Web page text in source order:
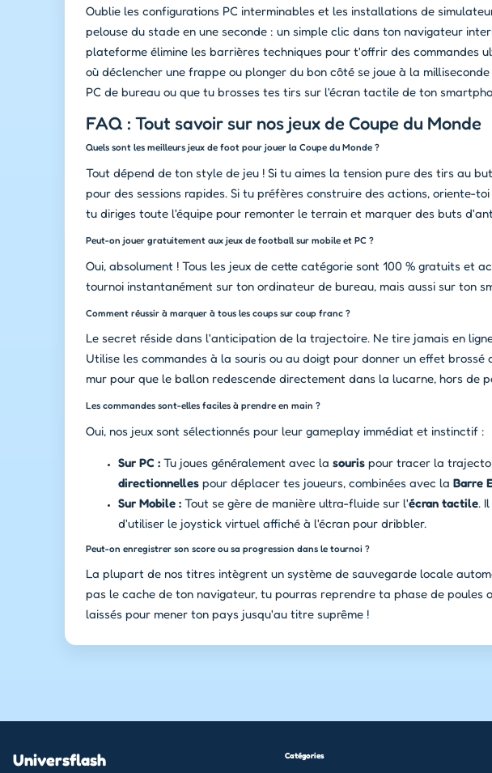
Oublie les configurations PC interminables et les installations de
pelouse du stade en une seconde : un simple clic dans ton navigateur
plateforme élimine les barrières techniques pour t'offrir des commandes
où déclencher une frappe ou plonger du bon côté se joue à la
PC de bureau ou que tu brosses tes tirs sur l'écran tactile de ton
FAQ : Tout savoir sur nos jeux de Coupe du Monde
Quels sont les meilleurs jeux de foot pour jouer la Coupe du Monde ?
Tout dépend de ton style de jeu ! Si tu aimes la tension pure des tirs au
pour des sessions rapides. Si tu préfères construire des actions, oriente-
tu diriges toute l'équipe pour remonter le terrain et marquer des buts
Peut-on jouer gratuitement aux jeux de football sur mobile et PC ?
Oui, absolument ! Tous les jeux de cette catégorie sont 100 % gratuits et
tournoi instantanément sur ton ordinateur de bureau, mais aussi sur ton
Comment réussir à marquer à tous les coups sur coup franc ?
Le secret réside dans l'anticipation de la trajectoire. Ne tire jamais en
Utilise les commandes à la souris ou au doigt pour donner un effet
mur pour que le ballon redescende directement dans la lucarne, hors de
Les commandes sont-elles faciles à prendre en main ?
Oui, nos jeux sont sélectionnés pour leur gameplay immédiat et instinctif :
Sur PC : Tu joues généralement avec la souris pour tracer la
directionnelles pour déplacer tes joueurs, combinées avec la Barre
Sur Mobile : Tout se gère de manière ultra-fluide sur l'écran tactile.
d'utiliser le joystick virtuel affiché à l'écran pour dribbler.
Peut-on enregistrer son score ou sa progression dans le tournoi ?
La plupart de nos titres intègrent un système de sauvegarde locale
pas le cache de ton navigateur, tu pourras reprendre ta phase de poules
laissés pour mener ton pays jusqu'au titre suprême !
Universflash Catégories